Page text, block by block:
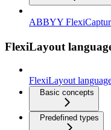
ABBYY
FlexiLayout
FlexiLayout
Basic concepts
Predefined types